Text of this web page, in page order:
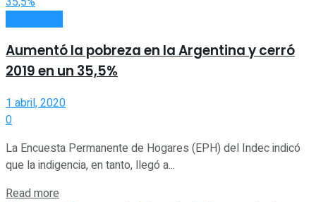
Aumentó la pobreza en la Argentina y cerró
2019 en un 35,5%
1 abril, 2020
0
La Encuesta Permanente de Hogares (EPH) del Indec indicó
que la indigencia, en tanto, llegó a...
Read more